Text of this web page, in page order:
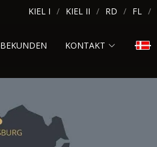
KIEL I KIEL II RD FL
KONTAKT